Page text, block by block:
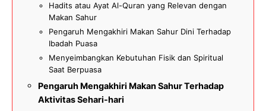
Hadits atau Ayat Al-Quran yang Relevan dengan
Makan Sahur
Pengaruh Mengakhiri Makan Sahur Dini Terhadap
Ibadah Puasa
Menyeimbangkan Kebutuhan Fisik dan Spiritual
Saat Berpuasa
Pengaruh Mengakhiri Makan Sahur Terhadap
Aktivitas Sehari-hari